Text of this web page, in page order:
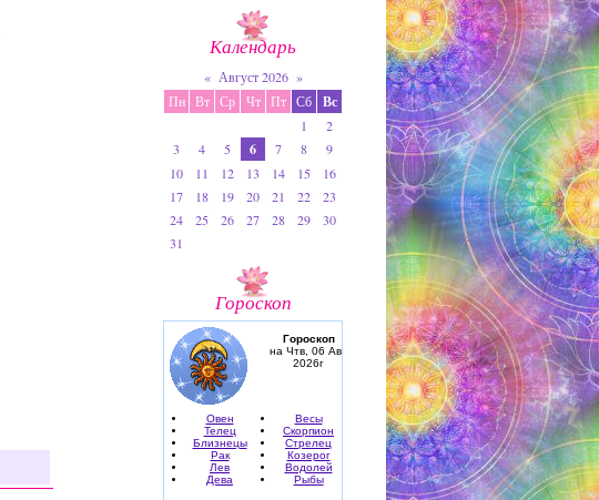
Календарь
« Август 2026 »
Пн Вт Ср Чт Пт Сб Вс
1
2
3
4 5 6 7 8
9
10
11 12 13 14 15
16
17
18 19 20 21 22
23
24
25 26 27 28 29
30
31
Гороскоп
Гороскоп
на Чтв, 06 Авг,
2026г
Овен
Телец
Близнецы
Рак
Лев
Дева
Весы
Скорпион
Стрелец
Козерог
Водолей
Рыбы